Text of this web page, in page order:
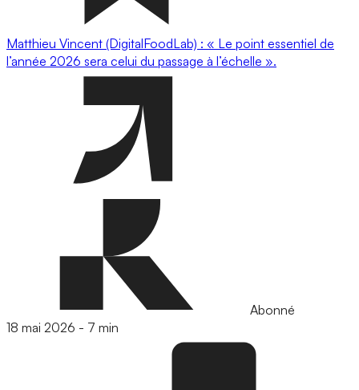
Matthieu Vincent (DigitalFoodLab) : « Le point essentiel de
l’année 2026 sera celui du passage à l’échelle ».
Abonné
18 mai 2026 - 7 min